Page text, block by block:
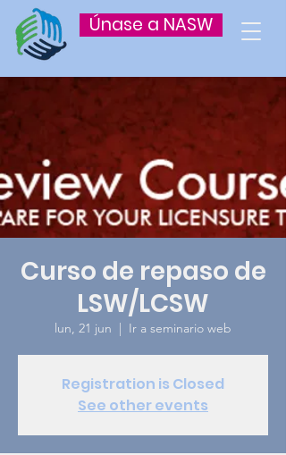
Únase a NASW
Curso de repaso de
LSW/LCSW
lun, 21 jun
  |
Ir a seminario web
Registration is Closed
See other events